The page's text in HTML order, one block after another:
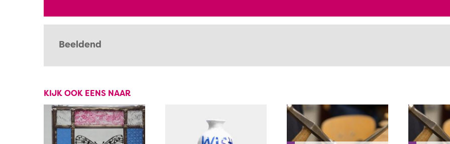
Beeldend
KIJK OOK EENS NAAR